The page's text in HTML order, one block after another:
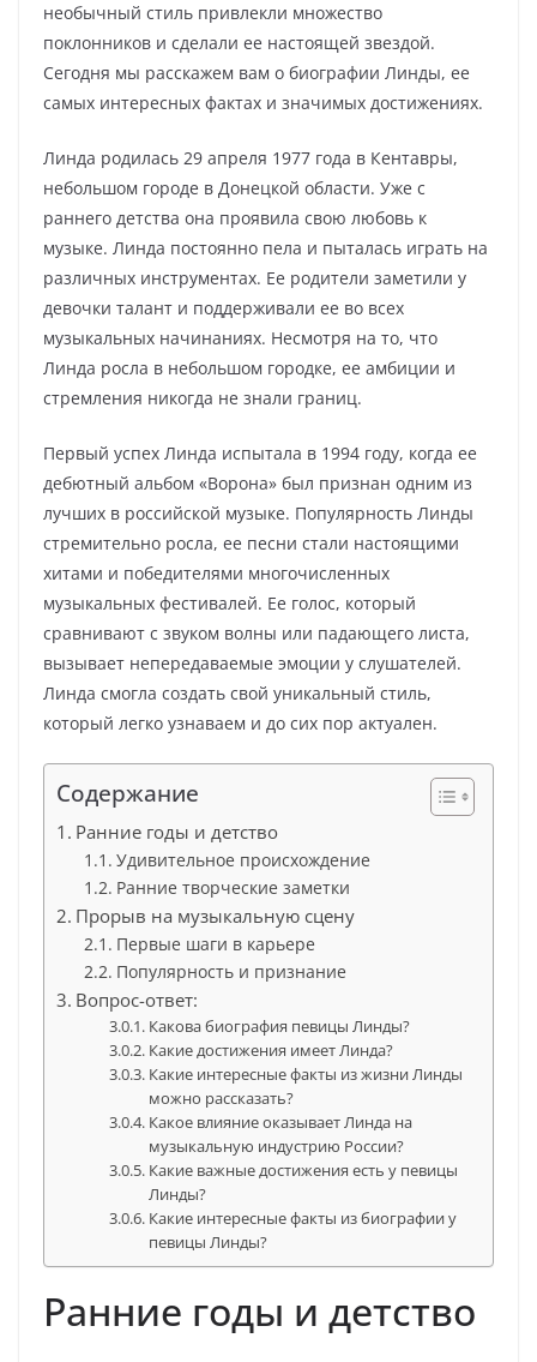
необычный стиль привлекли множество
поклонников и сделали ее настоящей звездой.
Сегодня мы расскажем вам о биографии Линды, ее
самых интересных фактах и значимых достижениях.
Линда родилась 29 апреля 1977 года в Кентавры,
небольшом городе в Донецкой области. Уже с
раннего детства она проявила свою любовь к
музыке. Линда постоянно пела и пыталась играть на
различных инструментах. Ее родители заметили у
девочки талант и поддерживали ее во всех
музыкальных начинаниях. Несмотря на то, что
Линда росла в небольшом городке, ее амбиции и
стремления никогда не знали границ.
Первый успех Линда испытала в 1994 году, когда ее
дебютный альбом «Ворона» был признан одним из
лучших в российской музыке. Популярность Линды
стремительно росла, ее песни стали настоящими
хитами и победителями многочисленных
музыкальных фестивалей. Ее голос, который
сравнивают с звуком волны или падающего листа,
вызывает непередаваемые эмоции у слушателей.
Линда смогла создать свой уникальный стиль,
который легко узнаваем и до сих пор актуален.
Содержание
Ранние годы и детство
Удивительное происхождение
Ранние творческие заметки
Прорыв на музыкальную сцену
Первые шаги в карьере
Популярность и признание
Вопрос-ответ:
Какова биография певицы Линды?
Какие достижения имеет Линда?
Какие интересные факты из жизни Линды
можно рассказать?
Какое влияние оказывает Линда на
музыкальную индустрию России?
Какие важные достижения есть у певицы
Линды?
Какие интересные факты из биографии у
певицы Линды?
Ранние годы и детство